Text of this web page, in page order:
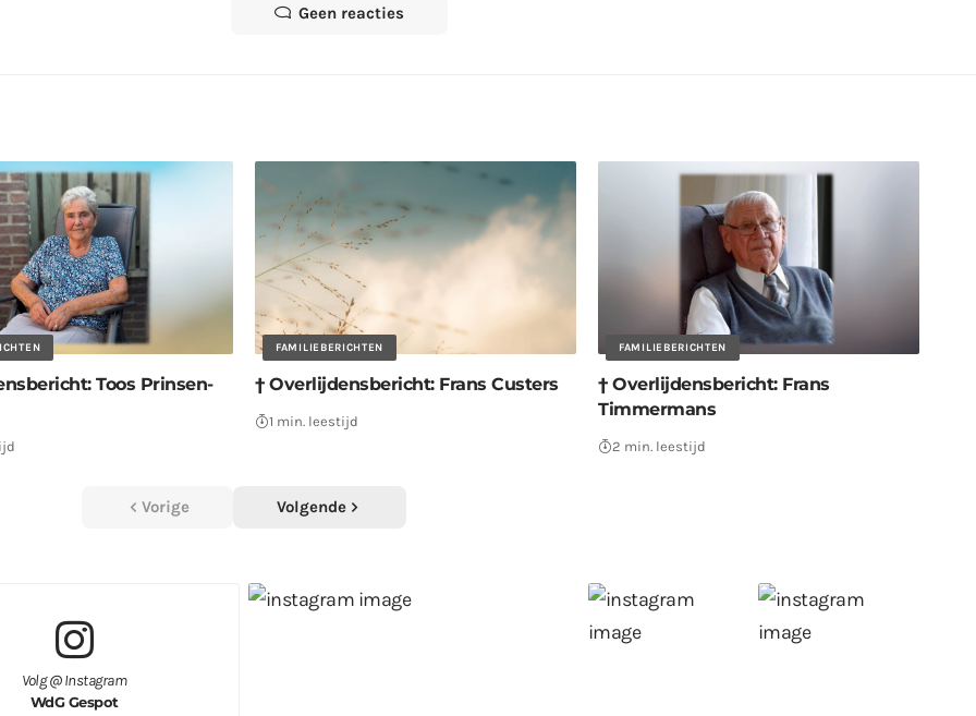
Geen reacties
Toos Prinsen-
FAMILIEBERICHTEN
† Overlijdensbericht: Frans Custers
1 min. leestijd
FAMILIEBERICHTEN
† Overlijdensbericht: Frans
Timmermans
2 min. leestijd
Vorige Volgende
Volg @ Instagram
WdG Gespot